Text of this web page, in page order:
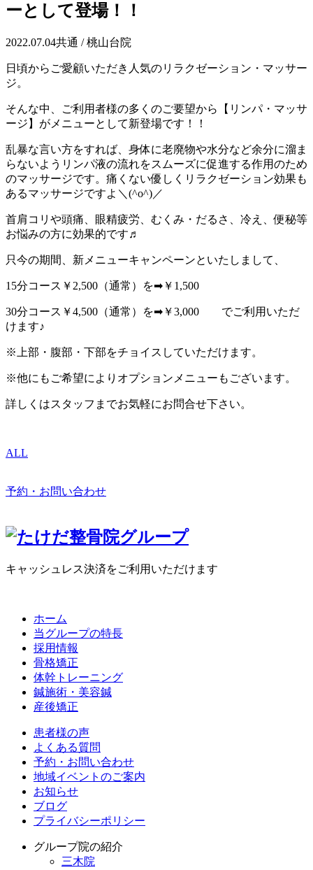
ーとして登場！！
2022.07.04共通 / 桃山台院
日頃からご愛顧いただき人気のリラクゼーション・マッサー
ジ。
そんな中、ご利用者様の多くのご要望から【リンパ・マッサ
ージ】がメニューとして新登場です！！
乱暴な言い方をすれば、身体に老廃物や水分など余分に溜ま
らないようリンパ液の流れをスムーズに促進する作用のため
のマッサージです。痛くない優しくリラクゼーション効果も
あるマッサージですよ＼(^o^)／
首肩コリや頭痛、眼精疲労、むくみ・だるさ、冷え、便秘等
お悩みの方に効果的です♬
只今の期間、新メニューキャンペーンといたしまして、
15分コース￥2,500（通常）を➡￥1,500
30分コース￥4,500（通常）を➡￥3,000 でご利用いただ
けます♪
※上部・腹部・下部をチョイスしていただけます。
※他にもご希望によりオプションメニューもございます。
詳しくはスタッフまでお気軽にお問合せ下さい。
ALL
予約・お問い合わせ
キャッシュレス決済をご利用いただけます
ホーム
当グループの特長
採用情報
骨格矯正
体幹トレーニング
鍼施術・美容鍼
産後矯正
患者様の声
よくある質問
予約・お問い合わせ
地域イベントのご案内
お知らせ
ブログ
プライバシーポリシー
グループ院の紹介
三木院